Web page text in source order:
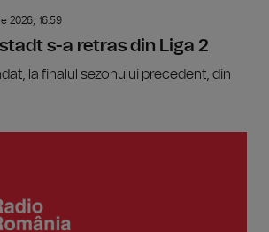
2026, 16:59
s-a retras din Liga 2
la finalul sezonului precedent, din